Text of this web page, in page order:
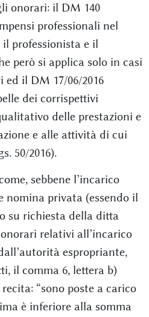
onorari: il DM 140
professionali nel
professionista e il
però si applica solo in casi
il DM 17/06/2016
dei corrispettivi
delle prestazioni e
e alle attività di cui
50/2016).
sebbene l’incarico
nomina privata (essendo il
su richiesta della ditta
relativi all’incarico
espropriante,
il comma 6, lettera b)
“sono poste a carico
è inferiore alla somma